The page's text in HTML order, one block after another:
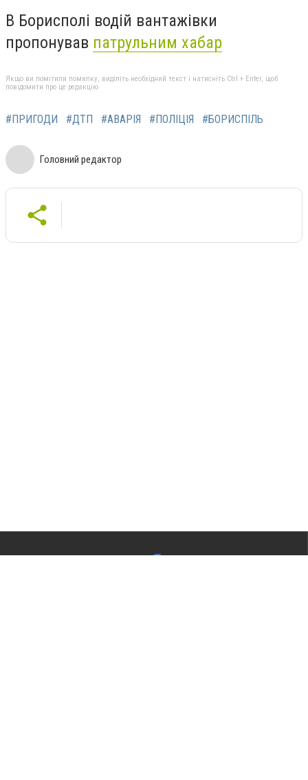
В Борисполі водій вантажівки
пропонував патрульним хабар
Якщо ви помітили помилку, виділіть необхідний текст і натисніть Ctrl + Enter, щоб
повідомити про це редакцію
#ПРИГОДИ #ДТП #АВАРІЯ #ПОЛІЦІЯ #БОРИСПІЛЬ
Головний редактор